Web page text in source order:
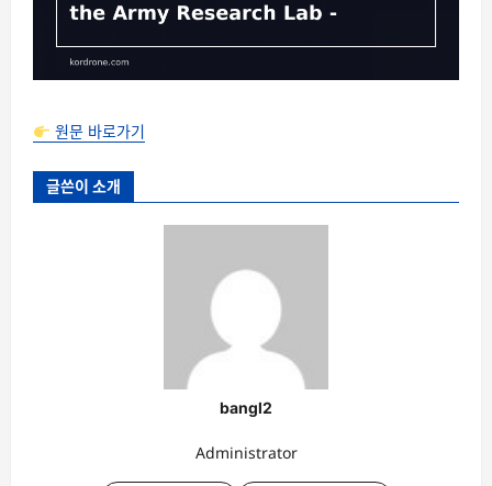
원문 바로가기
글쓴이 소개
bangl2
Administrator